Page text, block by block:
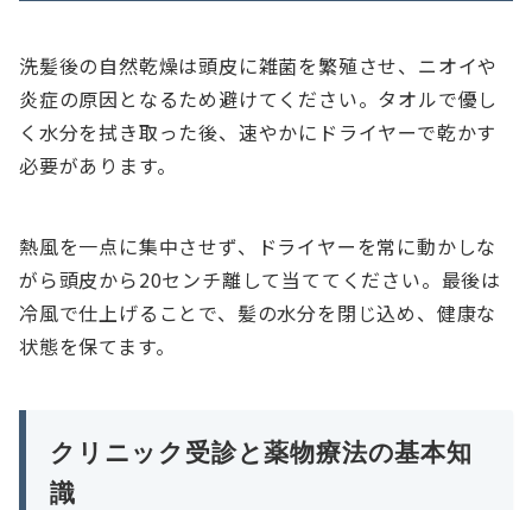
洗髪後の自然乾燥は頭皮に雑菌を繁殖させ、ニオイや
炎症の原因となるため避けてください。タオルで優し
く水分を拭き取った後、速やかにドライヤーで乾かす
必要があります。
熱風を一点に集中させず、ドライヤーを常に動かしな
がら頭皮から20センチ離して当ててください。最後は
冷風で仕上げることで、髪の水分を閉じ込め、健康な
状態を保てます。
クリニック受診と薬物療法の基本知
識